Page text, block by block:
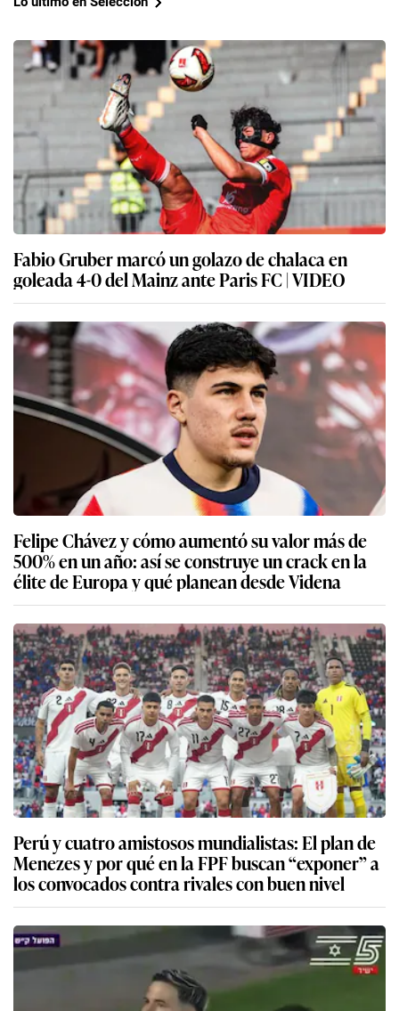
Fabio Gruber marcó un golazo de chalaca en
goleada 4-0 del Mainz ante Paris FC | VIDEO
Felipe Chávez y cómo aumentó su valor más de
500% en un año: así se construye un crack en la
élite de Europa y qué planean desde Videna
Perú y cuatro amistosos mundialistas: El plan de
Menezes y por qué en la FPF buscan “exponer” a
los convocados contra rivales con buen nivel